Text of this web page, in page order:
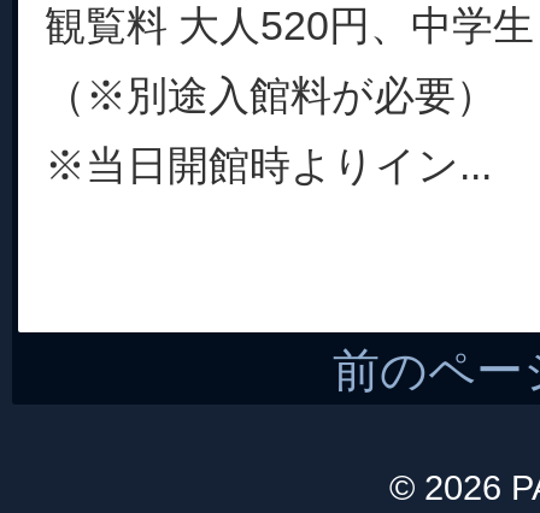
観覧料 大人520円、中学
（※別途入館料が必要）
※当日開館時よりイン...
前のペー
© 2026